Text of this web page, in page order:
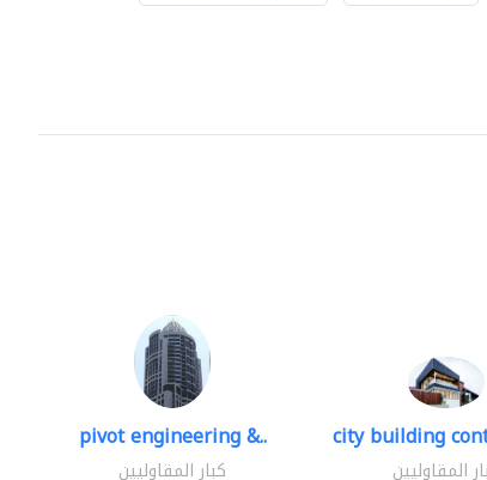
pivot engineering &..
كبار المقاوليين
city building
المقاوليين